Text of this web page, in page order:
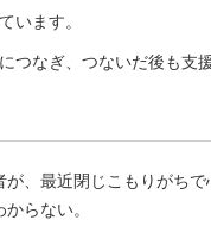
います。
つなぎ、つないだ後も支
が、最近閉じこもりがち
らない。